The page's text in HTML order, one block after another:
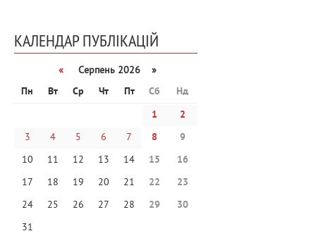
КАЛЕНДАР ПУБЛІКАЦІЙ
«
Серпень 2026 »
Пн
Вт Ср Чт Пт Сб
Нд
1
2
3
4 5 6 7 8
9
10
11 12 13 14 15
16
17
18 19 20 21 22
23
24
25 26 27 28 29
30
31